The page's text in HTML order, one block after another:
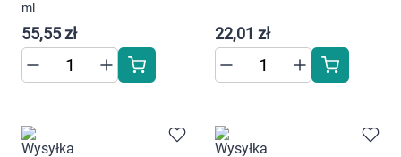
ml
55,55 zł 22,01 zł